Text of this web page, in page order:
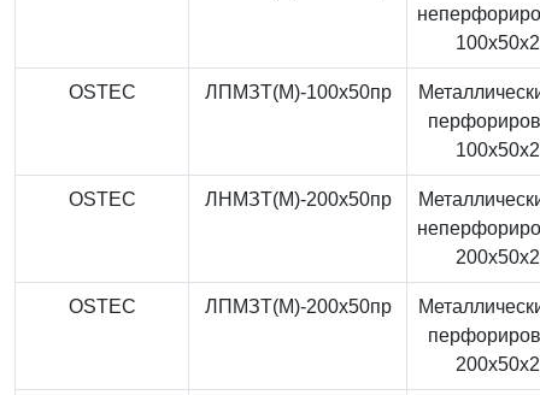
OSTEC ЛПМЗТ(М)-100x50пр
OSTEC ЛНМЗТ(М)-200x50пр
OSTEC ЛПМЗТ(М)-200x50пр